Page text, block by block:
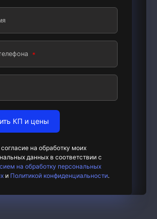
КП и цены
на обработку моих
данных в соответствии с
на обработку персональных
и Политикой конфиденциальности.